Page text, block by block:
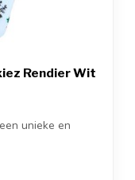
Rendier Wit
unieke en